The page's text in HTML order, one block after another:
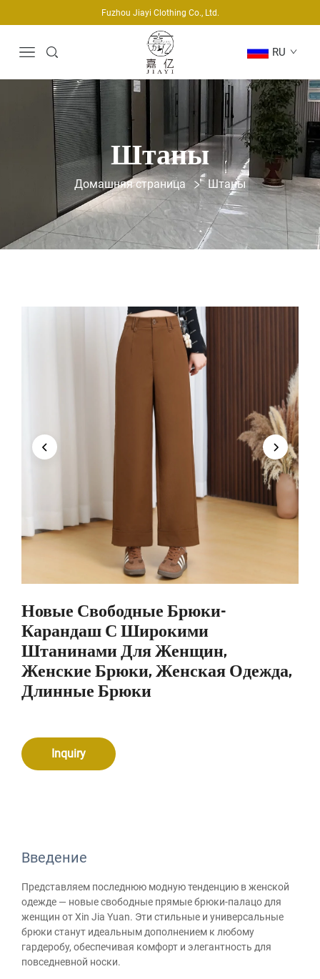
Fuzhou Jiayi Clothing Co., Ltd.
RU
Штаны
Домашняя страница Штаны
Новые Свободные Брюки-
Карандаш С Широкими
Штанинами Для Женщин,
Женские Брюки, Женская Одежда,
Длинные Брюки
Inquiry
Введение
Представляем последнюю модную тенденцию в женской
одежде — новые свободные прямые брюки-палацо для
женщин от Xin Jia Yuan. Эти стильные и универсальные
брюки станут идеальным дополнением к любому
гардеробу, обеспечивая комфорт и элегантность для
повседневной носки.